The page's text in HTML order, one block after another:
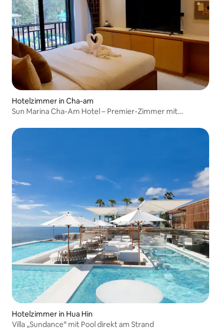
Hotelzimmer in Cha-am
Sun Marina Cha-Am Hotel – Premier-Zimmer mit
Hotelzimmer in Hua Hin
Villa „Sundance“ mit Pool direkt am Strand